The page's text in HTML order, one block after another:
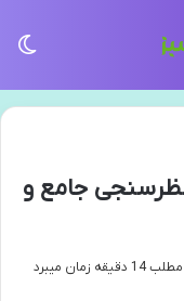
جامع و
زمان میبرد